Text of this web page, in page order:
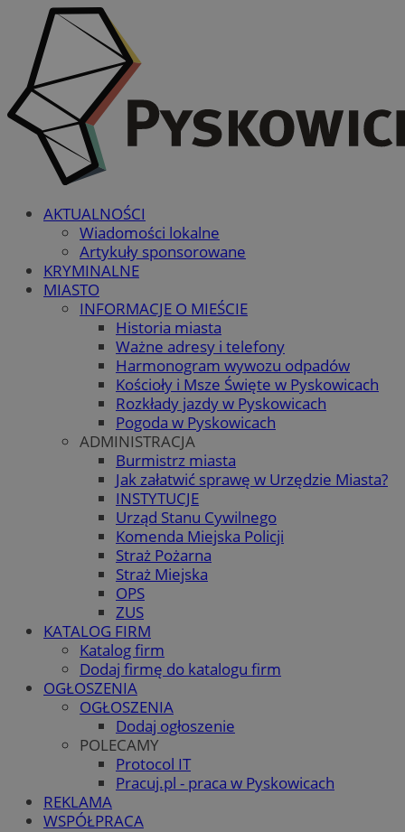
AKTUALNOŚCI
Wiadomości lokalne
Artykuły sponsorowane
KRYMINALNE
MIASTO
INFORMACJE O MIEŚCIE
Historia miasta
Ważne adresy i telefony
Harmonogram wywozu odpadów
Kościoły i Msze Święte w Pyskowicach
Rozkłady jazdy w Pyskowicach
Pogoda w Pyskowicach
ADMINISTRACJA
Burmistrz miasta
Jak załatwić sprawę w Urzędzie Miasta?
INSTYTUCJE
Urząd Stanu Cywilnego
Komenda Miejska Policji
Straż Pożarna
Straż Miejska
OPS
ZUS
KATALOG FIRM
Katalog firm
Dodaj firmę do katalogu firm
OGŁOSZENIA
OGŁOSZENIA
Dodaj ogłoszenie
POLECAMY
Protocol IT
Pracuj.pl - praca w Pyskowicach
REKLAMA
WSPÓŁPRACA